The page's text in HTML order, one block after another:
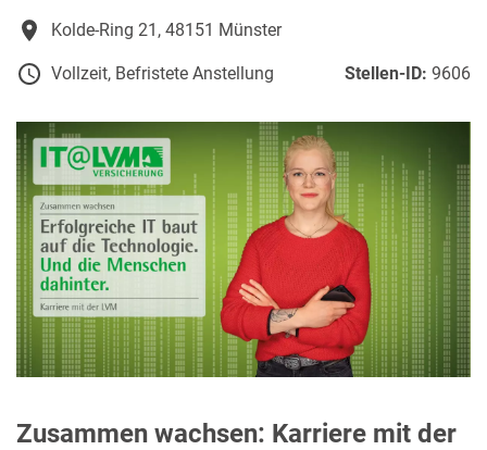
Kolde-Ring 21, 48151 Münster
Vollzeit, Befristete Anstellung Stellen-ID: 9606
Zusammen wachsen: Karriere mit der